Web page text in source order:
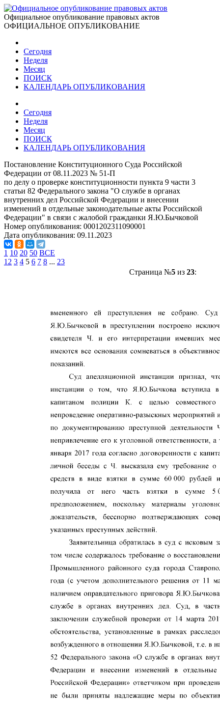
Официальное опубликование правовых актов
ОФИЦИАЛЬНОЕ ОПУБЛИКОВАНИЕ
Сегодня
Неделя
Месяц
ПОИСК
КАЛЕНДАРЬ ОПУБЛИКОВАНИЯ
Сегодня
Неделя
Месяц
ПОИСК
КАЛЕНДАРЬ ОПУБЛИКОВАНИЯ
Постановление Конституционного Суда Российской
Федерации от 08.11.2023 № 51-П
по делу о проверке конституционности пункта 9 части 3
статьи 82 Федерального закона "О службе в органах
внутренних дел Российской Федерации и внесении
изменений в отдельные законодательные акты Российской
Федерации" в связи с жалобой гражданки Я.Ю.Бычковой
Номер опубликования: 0001202311090001
Дата опубликования: 09.11.2023
1 10 20 50 ВСЕ
1 2 3 4 5 6 7 8 ... 23
Страница №5из 23: